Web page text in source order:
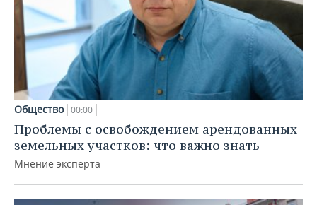
Общество 00:00
Проблемы с освобождением арендованных
земельных участков: что важно знать
Мнение эксперта